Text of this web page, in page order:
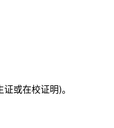
或在校证明)。